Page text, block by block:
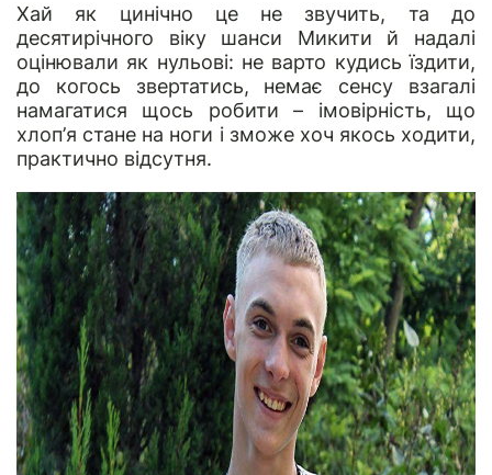
Хай як цинічно це не звучить, та до
десятирічного віку шанси Микити й надалі
оцінювали як нульові: не варто кудись їздити,
до когось звертатись, немає сенсу взагалі
намагатися щось робити – імовірність, що
хлоп’я стане на ноги і зможе хоч якось ходити,
практично відсутня.